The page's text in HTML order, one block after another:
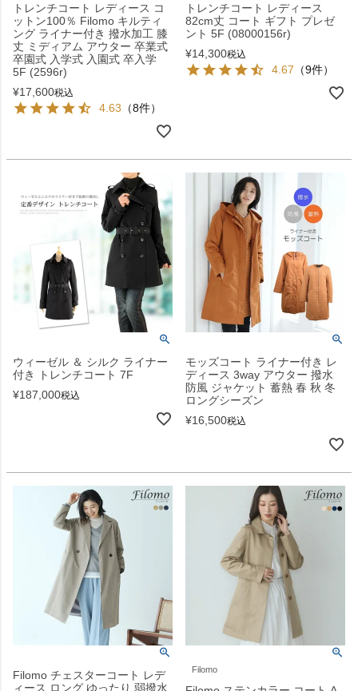
トレンチコート レディース コ
ットン100％ Filomo キルティ
ング ライナー付き 撥水加工 膝
丈 ミディアム アウター 卒業式
卒園式 入学式 入園式 卒入学
5F (2596r)
¥17,600税込
4.63 （8件）
トレンチコート レディース
82cm丈 コート ギフト プレゼ
ント 5F (08000156r)
¥14,300税込
4.67 （9件）
ウィーゼル ＆ シルク ライナー
付き トレンチコート 7F
¥187,000税込
モッズコート ライナー付き レ
ディース 3way アウター 撥水
防風 ジャケット 蓄熱 春 秋 冬
ロングシーズン
¥16,500税込
Filomo チェスターコート レデ
ィース ロング ゆったり 弱撥水
Filomo